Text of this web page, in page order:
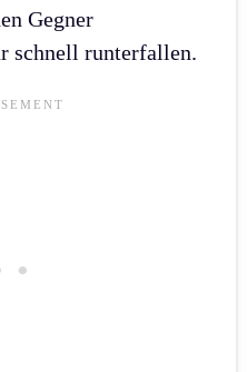
Gegner
schnell runterfallen.